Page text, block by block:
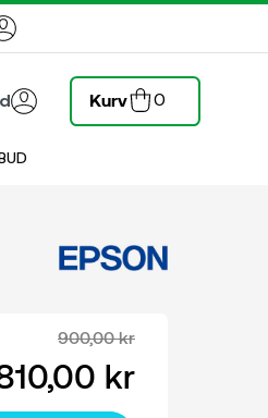
Kurv 0
900,00 kr
kr